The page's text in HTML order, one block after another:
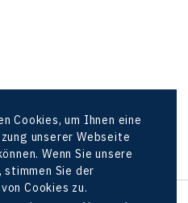
Cookies, um Ihnen eine
unserer Webseite
Wenn Sie unsere
stimmen Sie der
Cookies zu.